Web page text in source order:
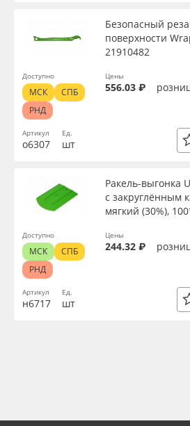
Артикул
о6307
Безопасный
поверхности
21910482
Ед.
шт
Цены
556.03 ₽
Доступно
МСК
СПБ
РНД
Артикул
н6717
Ракель-выгонка
с закруглённым
мягкий (30%),
Ед.
шт
Цены
244.32 ₽
Доступно
МСК
СПБ
РНД